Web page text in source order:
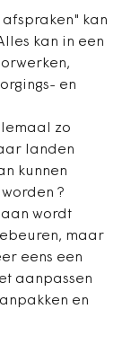
kan
kan in een
en
zo
landen
kunnen
?
aan wordt
maar
eens een
aanpassen
en